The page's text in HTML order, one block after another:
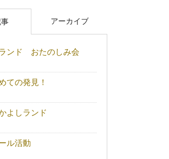
アーカイブ
ンド おたのしみ会
ての発見！
よしランド
ル活動